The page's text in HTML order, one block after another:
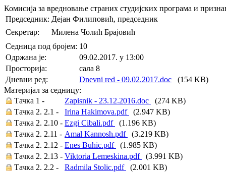
Комисија за вредновање страних студијских програма и
Председник: Дејан Филиповић, председник
Секретар:
Милена Чолић Брајовић
Седница под бројем: 10
Oдржана je:
09.02.2017. у 13:00
Просторија:
сала 8
Дневни ред:
Dnevni red - 09.02.2017.doc (154 KB)
Материјал за седницу:
Тачка 1 -
Zapisnik - 23.12.2016.doc
(274 KB)
Тачка 2. 2.1 -
Irina Hakimova.pdf
(2.947 KB)
Тачка 2. 2.10 - Ezgi Cibali.pdf
(1.196 KB)
Тачка 2. 2.11 - Amal Kannosh.pdf
(3.219 KB)
Тачка 2. 2.12 - Enes Buhic.pdf
(1.985 KB)
Тачка 2. 2.13 - Viktoria Lemeskina.pdf
(3.991 KB)
Тачка 2. 2.2 -
Radmila Stolic.pdf
(2.001 KB)